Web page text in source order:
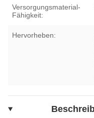
Versorgungsmaterial-
Fähigkeit:
Hervorheben: